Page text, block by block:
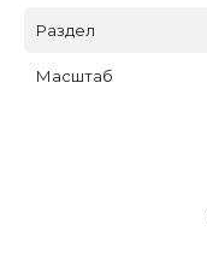
Раздел
Масштаб